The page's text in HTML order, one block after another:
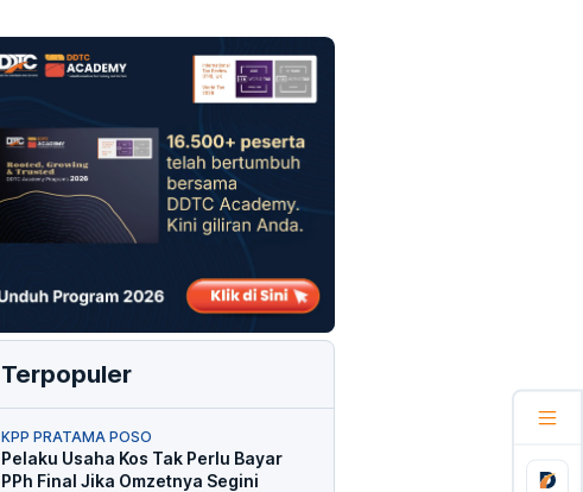
Terpopuler
KPP PRATAMA POSO
Pelaku Usaha Kos Tak Perlu Bayar
PPh Final Jika Omzetnya Segini